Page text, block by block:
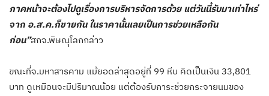
ภาคหน้าจะต้องไปดูเรื่องการบริหารจัดการด้วย แต่วันนี้รับมาเท่าไหร่
จาก อ.ส.ค.ก็ขายกัน ในราคานั้นเลยเป็นการช่วยเหลือกัน
ก่อน”สกจ.พิษณุโลกกล่าว
ขณะที่จ.มหาสารคาม แม้ยอดล่าสุดอยู่ที่ 99 หีบ คิดเป็นเงิน 33,801
บาท ดูเหมือนจะมีปริมาณน้อย แต่ต้องรับภาระช่วยกระจายนมของ